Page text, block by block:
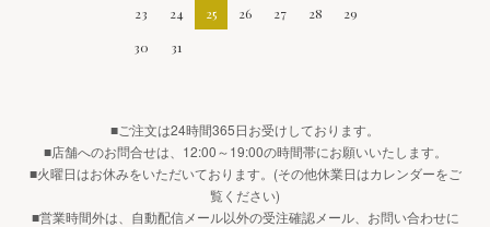
23
24 25 26 27 28
29
30
31
■ご注文は24時間365日お受けしております。
■店舗へのお問合せは、12:00～19:00の時間帯にお願いいたします。
■火曜日はお休みをいただいております。(その他休業日はカレンダーをご
覧ください)
■営業時間外は、自動配信メール以外の受注確認メール、お問い合わせに